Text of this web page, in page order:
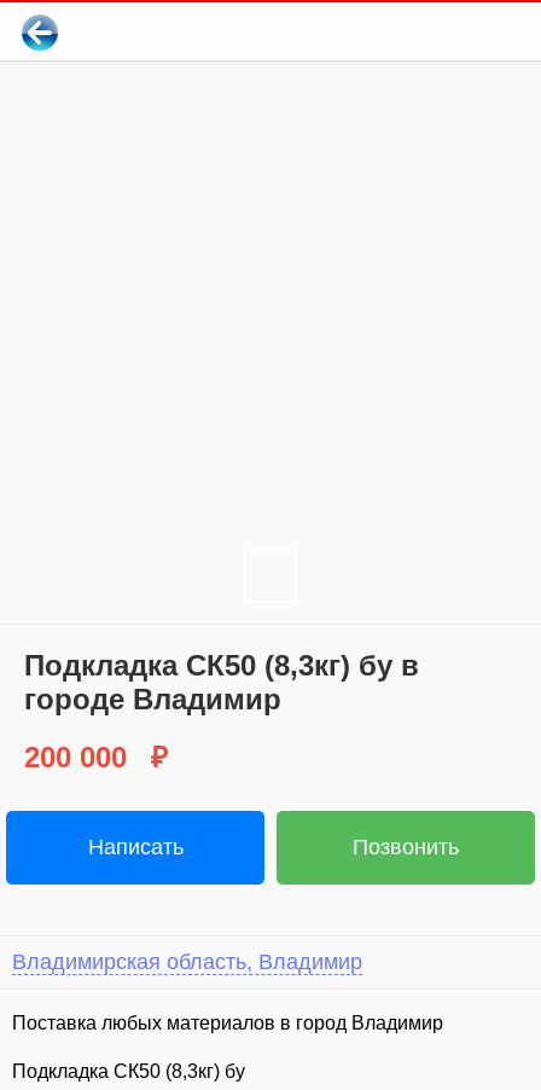
Подклaдка СК50 (8,3кг) бy в
городе Владимир
200 000
₽
Написать Позвонить
Владимирская область, Владимир
Поставка любых материалов в город Владимир
Подкладка СК50 (8,3кг) бу